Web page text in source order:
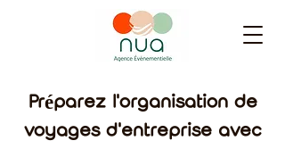
Préparez l'organisation de
voyages d'entreprise avec